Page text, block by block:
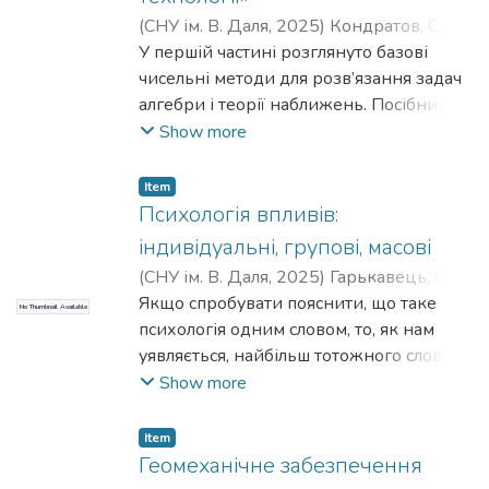
обучающихся по направлениям
«Транспортные технологии»,
«Подвижной состав железных дорог»
(СНУ ім. В. Даля, 2025) Кондратов, С. О.
Іванов, В. Г.
У першій частині розглянуто базові
чисельні методи для розв’язання задач
алгебри і теорії наближень. Посібник
містить матеріали 7 лекцій, разом із
контрольними запитаннями з кожної
теми. Матеріали лекцій ілюстровані
прикладами розв’язання задач з
використанням відкритих
комп’ютерних систем: ООо Calc, Scilab.
Show more
No Thumbnail Available
Item
Психологія впливів:
індивідуальні, групові, масові
(СНУ ім. В. Даля, 2025) Гарькавець, С.
Волченко, Л.
Якщо спробувати пояснити, що таке
психологія одним словом, то, як нам
уявляється, найбільш тотожного слова
ніж слово «вплив», важко буде знайти.
підкреслення того, що поняття «вплив»
віддзеркалює психологію як прикладне
Show more
Item
Геомеханічне забезпечення